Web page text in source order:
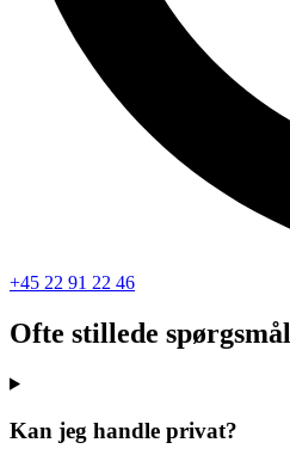
+45 22 91 22 46
Ofte stillede spørgsmål
Kan jeg handle privat?